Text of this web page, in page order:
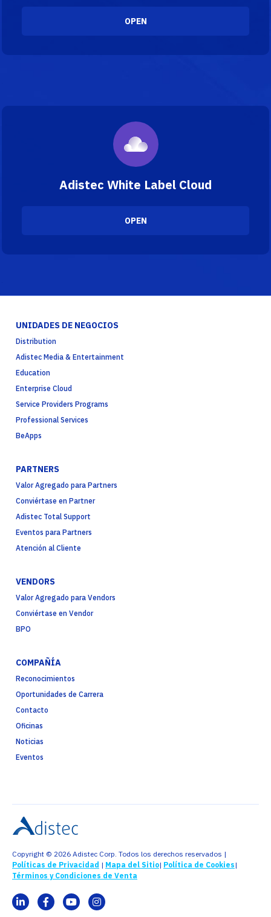
OPEN
Adistec White Label Cloud
OPEN
UNIDADES DE NEGOCIOS
Distribution
Adistec Media & Entertainment
Education
Enterprise Cloud
Service Providers Programs
Professional Services
BeApps
PARTNERS
Valor Agregado para Partners
Conviértase en Partner
Adistec Total Support
Eventos para Partners
Atención al Cliente
VENDORS
Valor Agregado para Vendors
Conviértase en Vendor
BPO
COMPAÑÍA
Reconocimientos
Oportunidades de Carrera
Contacto
Oficinas
Noticias
Eventos
Copyright © 2026 Adistec Corp. Todos los derechos reservados |
Políticas de Privacidad | Mapa del Sitio| Política de Cookies|
Términos y Condiciones de Venta